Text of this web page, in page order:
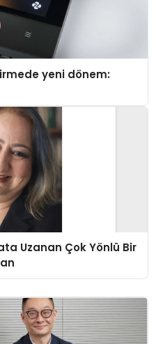
yeni dönem:
Uzanan Çok Yönlü Bir